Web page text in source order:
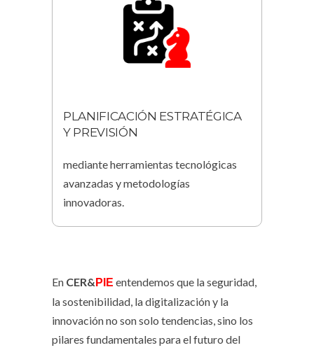
PLANIFICACIÓN ESTRATÉGICA
Y PREVISIÓN
mediante herramientas tecnológicas
avanzadas y metodologías
innovadoras.
En CER& PIE entendemos que la seguridad,
la sostenibilidad, la digitalización y la
innovación no son solo tendencias, sino los
pilares fundamentales para el futuro del